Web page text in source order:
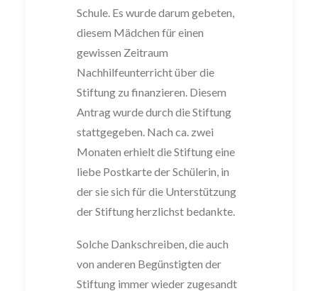
Schule. Es wurde darum gebeten,
diesem Mädchen für einen
gewissen Zeitraum
Nachhilfeunterricht über die
Stiftung zu finanzieren. Diesem
Antrag wurde durch die Stiftung
stattgegeben. Nach ca. zwei
Monaten erhielt die Stiftung eine
liebe Postkarte der Schülerin, in
der sie sich für die Unterstützung
der Stiftung herzlichst bedankte.
Solche Dankschreiben, die auch
von anderen Begünstigten der
Stiftung immer wieder zugesandt